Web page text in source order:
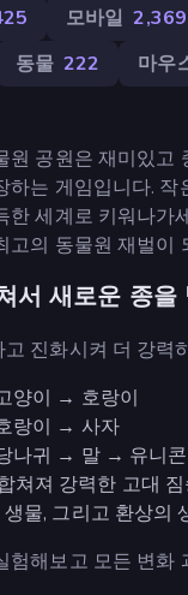
모바일 2,369
동물 222 마우
원 공원은 재미있고
하는 게임입니다.
한 세계로 키워나가
고의 동물원 재벌이
서 새로운 종을
진화시켜 더 강력
양이 → 호랑이
랑이 → 사자
나귀 → 말 → 유니콘
쳐져 강력한 고대
생물, 그리고 환상의
험해보고 모든 변화